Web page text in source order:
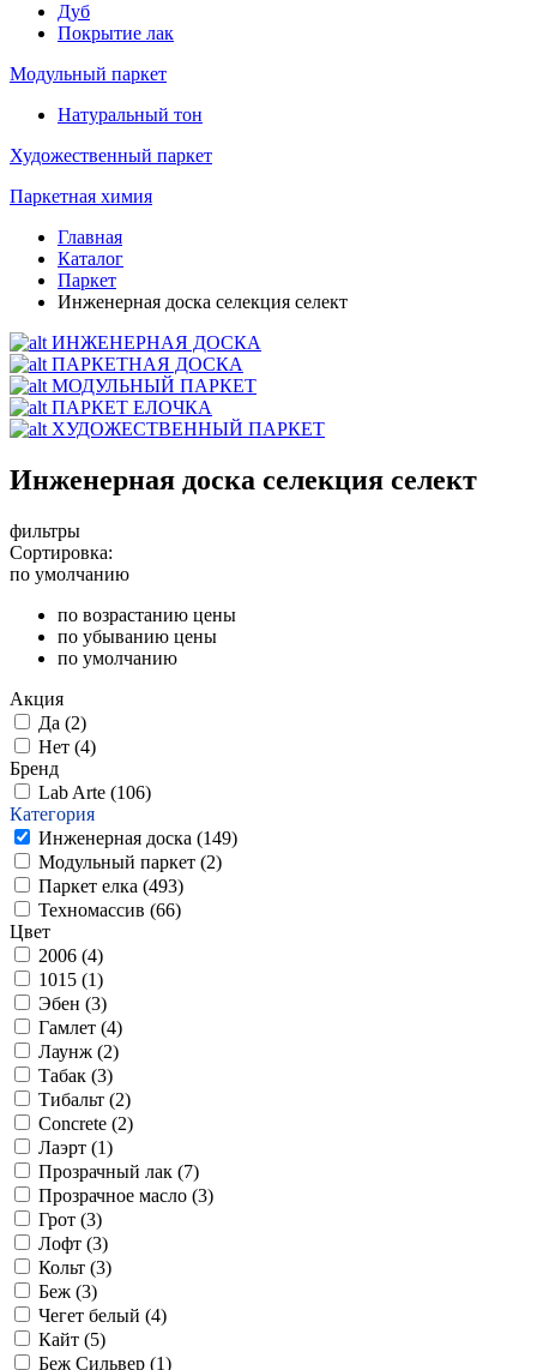
Дуб
Покрытие лак
Модульный паркет
Натуральный тон
Художественный паркет
Паркетная химия
Главная
Каталог
Паркет
Инженерная доска селекция селект
ИНЖЕНЕРНАЯ ДОСКА
ПАРКЕТНАЯ ДОСКА
МОДУЛЬНЫЙ ПАРКЕТ
ПАРКЕТ ЕЛОЧКА
ХУДОЖЕСТВЕННЫЙ ПАРКЕТ
Инженерная доска селекция селект
фильтры
Сортировка:
по умолчанию
по возрастанию цены
по убыванию цены
по умолчанию
Акция
Да (2)
Нет (4)
Бренд
Lab Arte (106)
Категория
Инженерная доска (149)
Модульный паркет (2)
Паркет елка (493)
Техномассив (66)
Цвет
2006 (4)
1015 (1)
Эбен (3)
Гамлет (4)
Лаунж (2)
Табак (3)
Тибальт (2)
Concrete (2)
Лаэрт (1)
Прозрачный лак (7)
Прозрачное масло (3)
Грот (3)
Лофт (3)
Кольт (3)
Беж (3)
Чегет белый (4)
Кайт (5)
Беж Сильвер (1)